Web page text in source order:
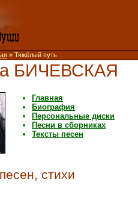
» Тяжёлый путь
БИЧЕВСКАЯ
Главная
Биография
Персональные диски
Песни в сборниках
Тексты песен
стихи